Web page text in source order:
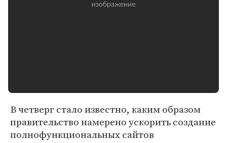
В четверг стало известно, каким образом
правительство намерено ускорить создание
полнофункциональных сайтов